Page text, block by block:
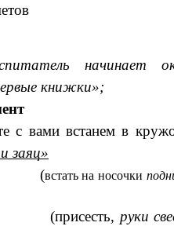
начинает
книжки»;
с вами встанем в
заяц»
(встать на носочки
(присесть, руки